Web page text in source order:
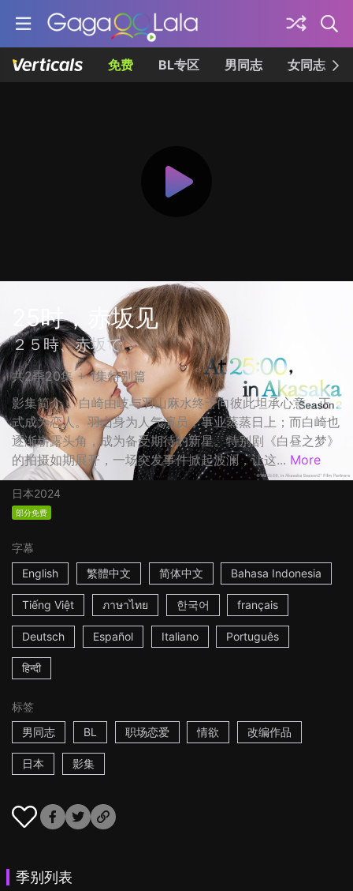
免费 BL专区 男同志 女同志
25时，赤坂见
２５時、赤坂で
共2季20集 + 1集特别篇
影集简介： 白崎由岐与羽山麻水终于向彼此坦承心意，正
式成为恋人。羽山身为人气演员，事业蒸蒸日上；而白崎也
逐渐崭露头角，成为备受期待的新星。特别剧《白昼之梦》
的拍摄如期展开，一场突发事件掀起波澜，让这... More
日本2024
部分免费
字幕
English
繁體中文 简体中文 Bahasa Indonesia
Tiếng Việt ภาษาไทย 한국어 français
Deutsch Español Italiano Português
हिन्दी
标签
男同志
BL 职场恋爱 情欲 改编作品
日本 影集
季别列表